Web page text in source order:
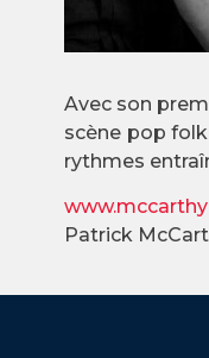
Avec son
scène pop
rythmes
Patrick